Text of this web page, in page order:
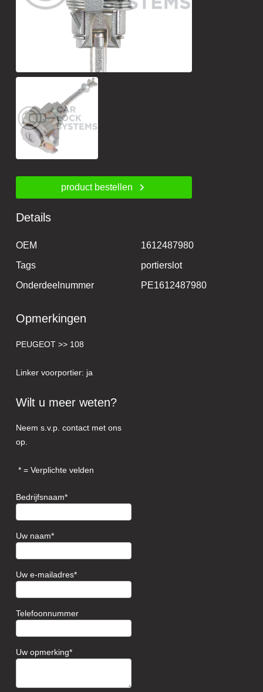
product bestellen
Details
OEM
1612487980
Tags
portierslot
Onderdeelnummer
PE1612487980
Opmerkingen
PEUGEOT >> 108
Linker voorportier: ja
Wilt u meer weten?
Neem s.v.p. contact met ons
op.
= Verplichte velden
Bedrijfsnaam
Uw naam
Uw e-mailadres
Telefoonnummer
Uw opmerking